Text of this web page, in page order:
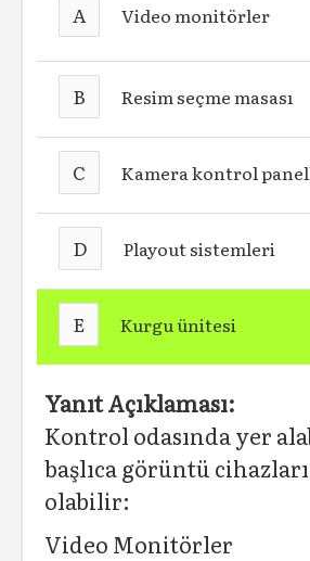
A Video monitörler
B Resim seçme masası
C Kamera kontrol
D Playout sistemleri
E Kurgu ünitesi
Yanıt Açıklaması:
Kontrol odasında yer
başlıca görüntü
olabilir:
Video Monitörler